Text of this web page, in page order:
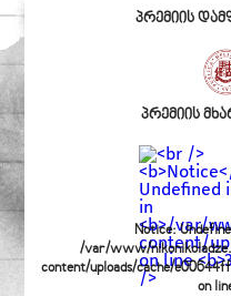
პრემიის
პრემიის
Notice:
/var/www/
content/uploads/cache/
on